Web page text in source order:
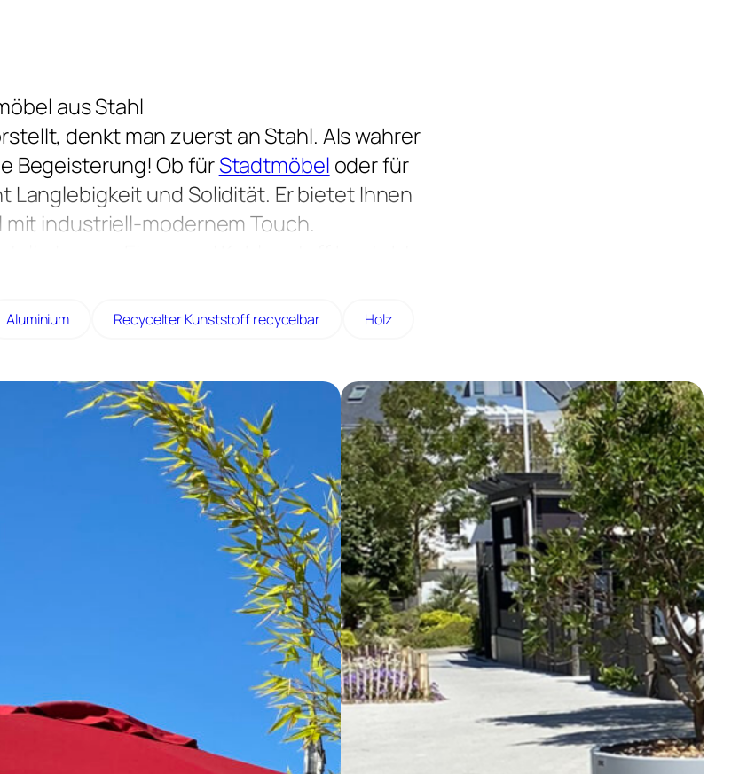
aus Stahl
denkt man zuerst an Stahl. Als wahrer
Begeisterung! Ob fürStadtmöbel oder für
Langlebigkeit und Solidität. Er bietet Ihnen
industriell-modernem Touch.
ab. Denn das ist es, was ihn
unterscheidet. Davon abgesehen
und Metallisieren an, wenn das Produkt
Oberflächen an: glänzend,
den gewählten Stil, die ästhetische Wahl
entsprechen der traditionellen Version
repräsentiert das Design,das Aluminium, die
während Stahl die klassische Version ist.
Berücksichtigung der Möbel und seiner
man jedoch die verschiedenen
Auge behalten.
Bei städtischen Ausstattungen
tragen müssen. Daher ist die Wahl von
Aluminium Recycelter Kunststoff recycelbar Holz